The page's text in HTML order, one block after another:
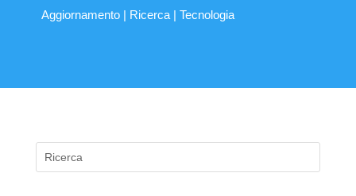
Aggiornamento | Ricerca | Tecnologia